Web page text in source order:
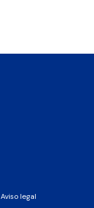
Aviso legal